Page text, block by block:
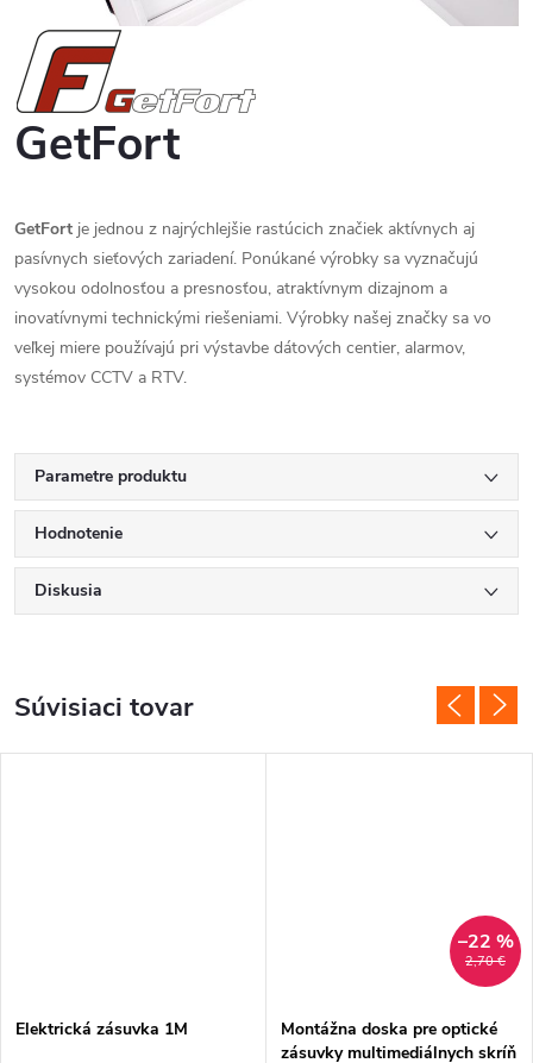
GetFort
GetFort je jednou z najrýchlejšie rastúcich značiek aktívnych aj
pasívnych sieťových zariadení. Ponúkané výrobky sa vyznačujú
vysokou odolnosťou a presnosťou, atraktívnym dizajnom a
inovatívnymi technickými riešeniami. Výrobky našej značky sa vo
veľkej miere používajú pri výstavbe dátových centier, alarmov,
systémov CCTV a RTV.
Parametre produktu
Hodnotenie
Diskusia
Súvisiaci tovar
Elektrická zásuvka 1M
2,70 €
–22 %
Montážna doska pre optické
zásuvky multimediálnych skríň